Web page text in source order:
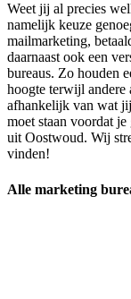
Weet jij al precies
namelijk keuze
mailmarketing,
daarnaast ook een
bureaus. Zo houden
hoogte terwijl andere
afhankelijk van wat
moet staan voordat
uit Oostwoud. Wij
vinden!
Alle marketing